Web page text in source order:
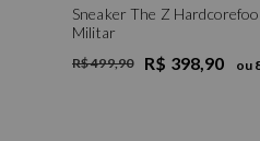
Sneaker The Z
Militar
R$ 499,90 R$ 398,90 ou